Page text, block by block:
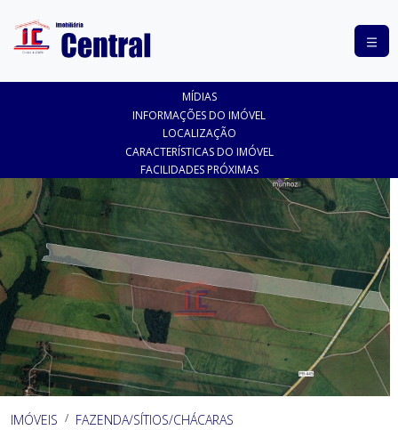
COMPRAR
LANÇAMENTOS
ANUNCIE
SEU
IMÓVEL
CONTATO
MÍDIAS
INFORMAÇÕES DO IMÓVEL
LOCALIZAÇÃO
CARACTERÍSTICAS DO IMÓVEL
FACILIDADES PRÓXIMAS
IMÓVEIS FAZENDA/SÍTIOS/CHÁCARAS